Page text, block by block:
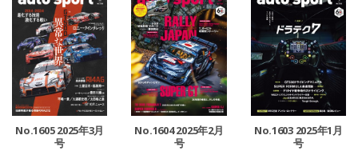
No.1605 2025年3月
号
No.1604 2025年2月
号
No.1603 2025年1月
号